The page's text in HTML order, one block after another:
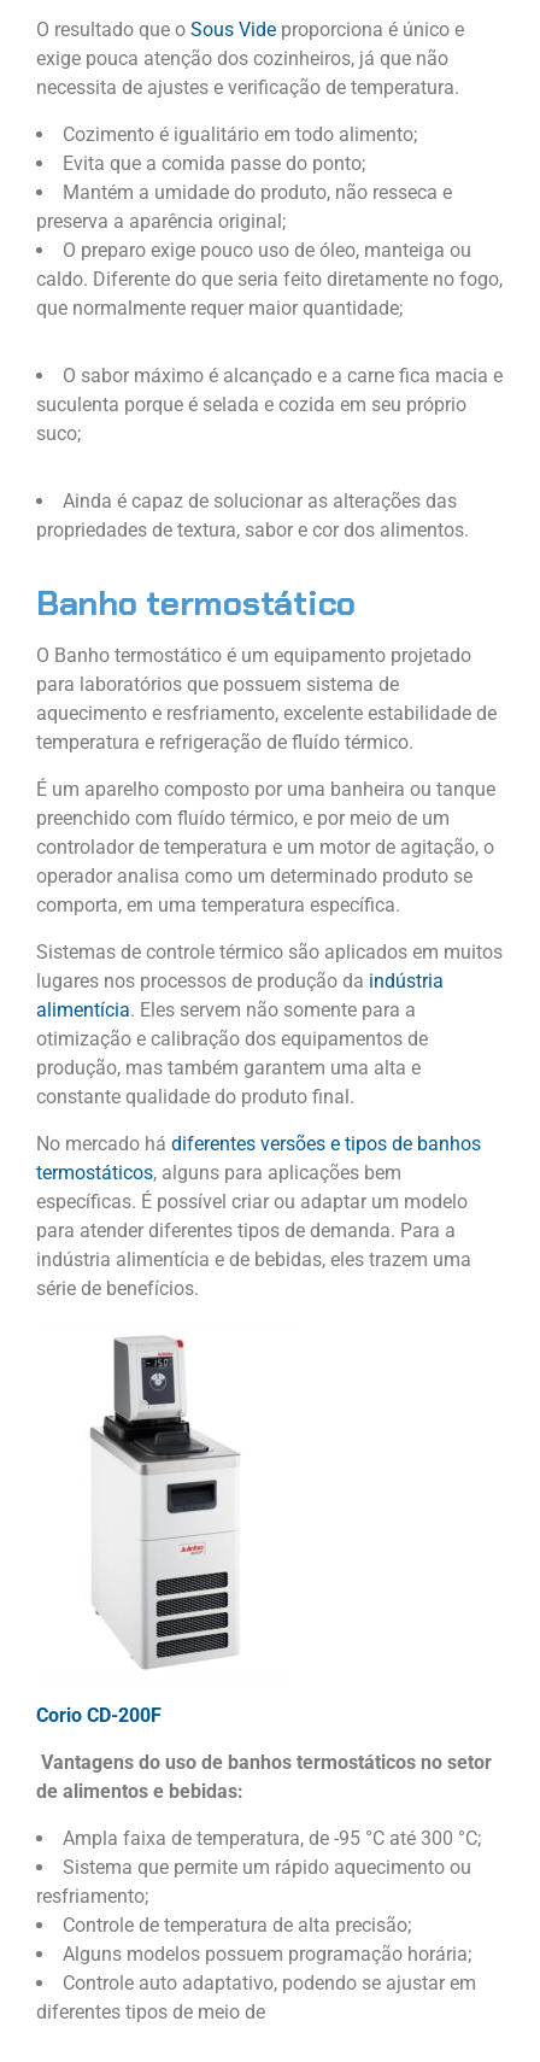
O resultado que o Sous Vide proporciona é único e
exige pouca atenção dos cozinheiros, já que não
necessita de ajustes e verificação de temperatura.
Cozimento é igualitário em todo alimento;
Evita que a comida passe do ponto;
Mantém a umidade do produto, não resseca e
preserva a aparência original;
O preparo exige pouco uso de óleo, manteiga ou
caldo. Diferente do que seria feito diretamente no fogo,
que normalmente requer maior quantidade;
O sabor máximo é alcançado e a carne fica macia e
suculenta porque é selada e cozida em seu próprio
suco;
Ainda é capaz de solucionar as alterações das
propriedades de textura, sabor e cor dos alimentos.
Banho termostático
O Banho termostático é um equipamento projetado
para laboratórios que possuem sistema de
aquecimento e resfriamento, excelente estabilidade de
temperatura e refrigeração de fluído térmico.
É um aparelho composto por uma banheira ou tanque
preenchido com fluído térmico, e por meio de um
controlador de temperatura e um motor de agitação, o
operador analisa como um determinado produto se
comporta, em uma temperatura específica.
Sistemas de controle térmico são aplicados em muitos
lugares nos processos de produção da indústria
alimentícia. Eles servem não somente para a
otimização e calibração dos equipamentos de
produção, mas também garantem uma alta e
constante qualidade do produto final.
No mercado há diferentes versões e tipos de banhos
termostáticos, alguns para aplicações bem
específicas. É possível criar ou adaptar um modelo
para atender diferentes tipos de demanda. Para a
indústria alimentícia e de bebidas, eles trazem uma
série de benefícios.
Corio CD-200F
Vantagens do uso de banhos termostáticos no setor
de alimentos e bebidas:
Ampla faixa de temperatura, de -95 °C até 300 °C;
Sistema que permite um rápido aquecimento ou
resfriamento;
Controle de temperatura de alta precisão;
Alguns modelos possuem programação horária;
Controle auto adaptativo, podendo se ajustar em
diferentes tipos de meio de